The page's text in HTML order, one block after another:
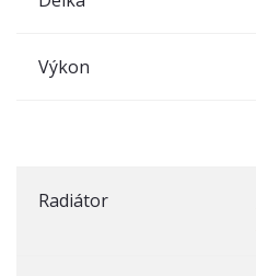
Výkon
Radiátor